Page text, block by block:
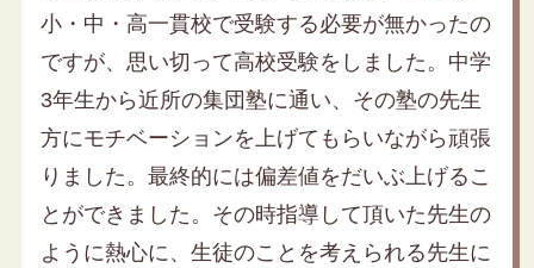
小・中・高一貫校で受験する必要が無かったの
ですが、思い切って高校受験をしました。中学
3年生から近所の集団塾に通い、その塾の先生
方にモチベーションを上げてもらいながら頑張
りました。最終的には偏差値をだいぶ上げるこ
とができました。その時指導して頂いた先生の
ように熱心に、生徒のことを考えられる先生に